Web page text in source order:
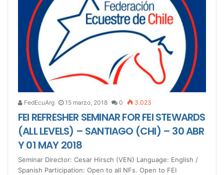
FedEcuArg 15 marzo, 2018 0 3.023
FEI REFRESHER SEMINAR FOR FEI STEWARDS
(ALL LEVELS) – SANTIAGO (CHI) – 30 ABR
Y 01 MAY 2018
Seminar Director: Cesar Hirsch (VEN) Language: English /
Spanish Participation: Open to all NFs. Open to FEI